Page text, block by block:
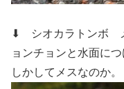
⬇ シオカラトンボ
ョンチョンと水面に
しかしてメスなのか。